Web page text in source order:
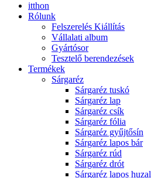
itthon
Rólunk
Felszerelés Kiállítás
Vállalati album
Gyártósor
Tesztelő berendezések
Termékek
Sárgaréz
Sárgaréz tuskó
Sárgaréz lap
Sárgaréz csík
Sárgaréz fólia
Sárgaréz gyűjtősín
Sárgaréz lapos bár
Sárgaréz rúd
Sárgaréz drót
Sárgaréz lapos huzal